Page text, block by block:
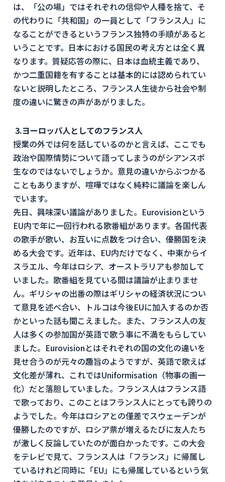
は、「公の場」ではそれぞれの信仰や人種を捨て、そ
の代わりに「共和国」の一員として「フランス人」に
なることができるというフランス独特の手順があると
いうことです。日本における国民の考え方とは全く異
なります。質疑応答の際に、日本は血統主義であり、
かつ二重国籍を有することは基本的には認められてい
ないと説明したところ、フランス人生徒から社会や制
度の違いに驚きの声があがりました。
3.ヨーロッパ人としてのフランス人
授業の外では何を話しているのかと言えば、ここでも
政治や国際情勢について語ってしまうのがシアンスポ
生なのではないでしょうか。意見の違いからぶつかる
こともありますが、喧嘩ではなく純粋に議論を楽しん
でいます。
先日、興味深い議論がありました。Eurovisionという
EU内で年に一回行われる歌番組があります。各国代表
の歌手が歌い、お互いに点数をつけ合い、優勝国を決
める大会です。近年は、EU内だけでなく、中東からイ
スラエル、今年はロシア、オーストラリアも参加して
いました。歌番組を見ている間は議論が止まりませ
ん。ギリシャの出番の際はギリシャの経済状況につい
て意見を述べ合い、トルコは今後EUに加入するのか否
かといった話も聞こえました。また、フランス人の友
人は多くの参加国が英語で歌う事に不満をもらしてい
ました。Eurovisionとはそれぞれの国の文化の違いを
見せ合うのが元々の趣旨のようですが、英語で歌えば
文化差が薄れ、これではUniformisation（物事の画一
化）だと落胆していました。フランス人はフランス語
で歌っており、このことはフランス人にとっても誇りの
ようでした。今年はロシアとの僅差でスウェーデンが
優勝したのですが、ロシア票が増えるたびに友人たち
が激しく反論していたのが面白かったです。この大会
をテレビで見て、フランス人は「フランス」に帰属し
ているけれど同時に「EU」にも帰属しているという気